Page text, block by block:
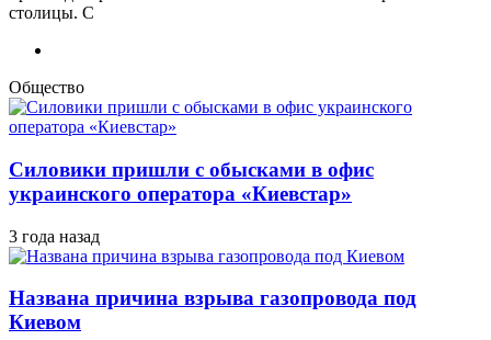
столицы. С
Общество
Силовики пришли с обысками в офис
украинского оператора «Киевстар»
3 года назад
Названа причина взрыва газопровода под
Киевом